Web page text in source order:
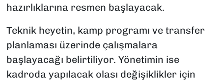
hazırlıklarına resmen başlayacak.
Teknik heyetin, kamp programı ve transfer
planlaması üzerinde çalışmalara
başlayacağı belirtiliyor. Yönetimin ise
kadroda yapılacak olası değişiklikler için